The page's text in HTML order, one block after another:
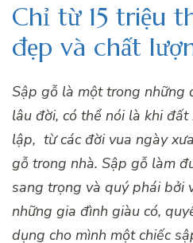
Chỉ từ 15 triệu
đẹp và chất
Sập gỗ là một trong những
lâu đời, có thể nói là khi
lập, từ các đời vua ngày
gỗ trong nhà. Sập gỗ làm
sang trọng và quý phái bởi
những gia đình giàu có,
dụng cho mình một chiếc